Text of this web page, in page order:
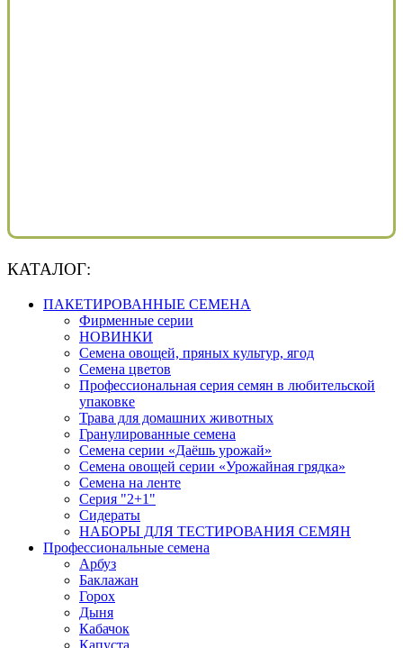
КАТАЛОГ:
ПАКЕТИРОВАННЫЕ СЕМЕНА
Фирменные серии
НОВИНКИ
Семена овощей, пряных культур, ягод
Семена цветов
Профессиональная серия семян в любительской
упаковке
Трава для домашних животных
Гранулированные семена
Семена серии «Даёшь урожай»
Семена овощей серии «Урожайная грядка»
Семена на ленте
Серия "2+1"
Сидераты
НАБОРЫ ДЛЯ ТЕСТИРОВАНИЯ СЕМЯН
Профессиональные семена
Арбуз
Баклажан
Горох
Дыня
Кабачок